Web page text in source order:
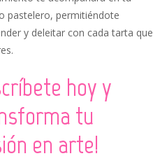
pastelero, permitiéndote
y deleitar con cada tarta que
hoy y
tu
en arte!